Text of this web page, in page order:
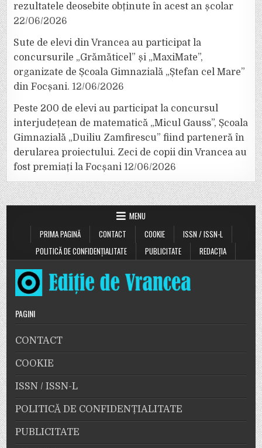
rezultatele deosebite obținute în acest an școlar
22/06/2026
Sute de elevi din Vrancea au participat la
concursurile „Grămăticel” și „MaxiMate”,
organizate de Școala Gimnazială „Ștefan cel Mare”
din Focșani. 12/06/2026
Peste 200 de elevi au participat la concursul
interjudețean de matematică „Micul Gauss”, Școala
Gimnazială „Duiliu Zamfirescu” fiind parteneră în
derularea proiectului. Zeci de copii din Vrancea au
fost premiați la Focșani 12/06/2026
MENU
PRIMA PAGINĂ
CONTACT COOKIE
ISSN / ISSN-L
POLITICĂ DE CONFIDENȚIALITATE
PUBLICITATE REDACȚIA
PAGINI
CONTACT
COOKIE
ISSN / ISSN-L
POLITICĂ DE CONFIDENȚIALITATE
PUBLICITATE